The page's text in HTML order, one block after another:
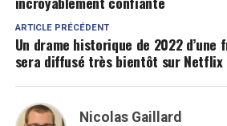
ARTICLE PRÉCÉDENT
Un drame historique de 2022
sera diffusé très bientôt sur Netflix
Nicolas Gaillard